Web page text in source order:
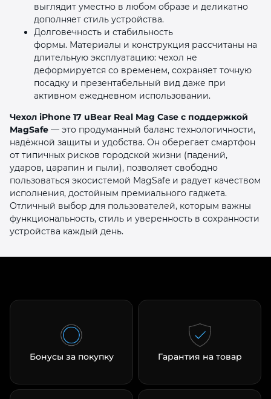
выглядит уместно в любом образе и деликатно
дополняет стиль устройства.
Долговечность и стабильность
формы. Материалы и конструкция рассчитаны на
длительную эксплуатацию: чехол не
деформируется со временем, сохраняет точную
посадку и презентабельный вид даже при
активном ежедневном использовании.
Чехол iPhone 17 uBear Real Mag Case с поддержкой
MagSafe — это продуманный баланс технологичности,
надёжной защиты и удобства. Он оберегает смартфон
от типичных рисков городской жизни (падений,
ударов, царапин и пыли), позволяет свободно
пользоваться экосистемой MagSafe и радует качеством
исполнения, достойным премиального гаджета.
Отличный выбор для пользователей, которым важны
функциональность, стиль и уверенность в сохранности
устройства каждый день.
Бонусы за покупку Гарантия на товар